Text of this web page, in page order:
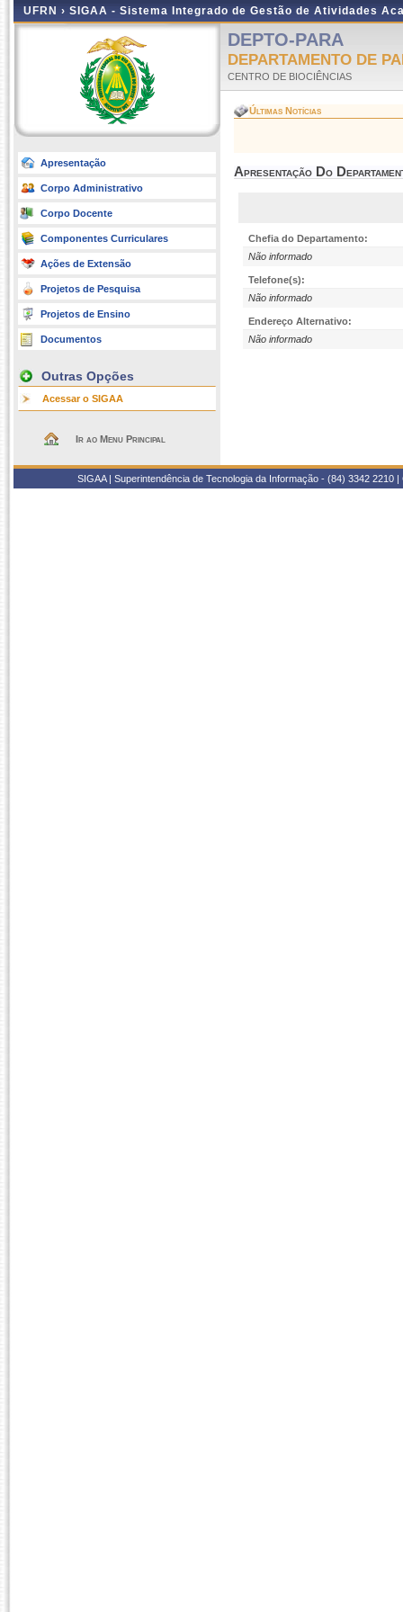
UFRN › SIGAA - Sistema Integrado de Gestão de Atividades
Apresentação
Corpo Administrativo
Corpo Docente
Componentes Curriculares
Ações de Extensão
Projetos de Pesquisa
Projetos de Ensino
Documentos
Outras Opções
Acessar o SIGAA
Ir ao Menu Principal
DEPTO-PARA
DEPARTAMENTO DE
CENTRO DE BIOCIÊNCIAS
Últimas Notícias
Apresentação Do
Chefia do Departamento:
Não informado
Telefone(s):
Não informado
Endereço Alternativo:
Não informado
SIGAA | Superintendência de Tecnologia da Informação - (84) 3342